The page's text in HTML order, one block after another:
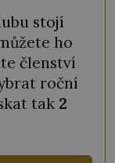
stojí
ho
členství
roční
tak 2